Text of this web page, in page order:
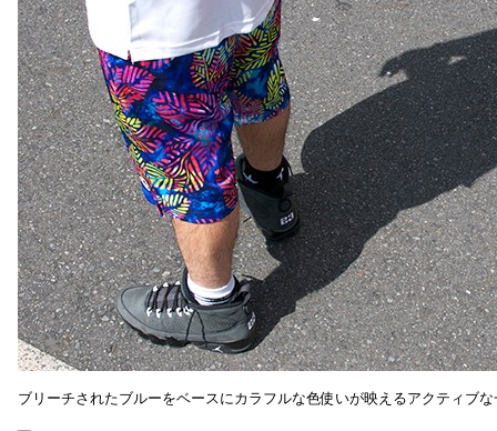
ブリーチされたブルーをベースにカラフルな色使いが映えるアクティブ